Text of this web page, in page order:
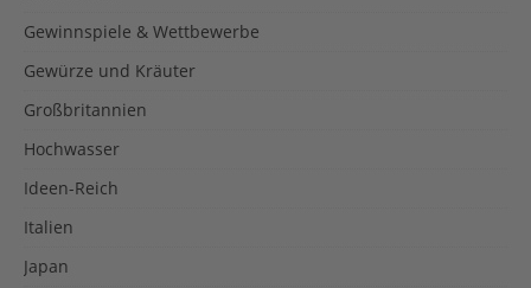
Gewinnspiele & Wettbewerbe
Gewürze und Kräuter
Großbritannien
Hochwasser
Ideen-Reich
Italien
Japan